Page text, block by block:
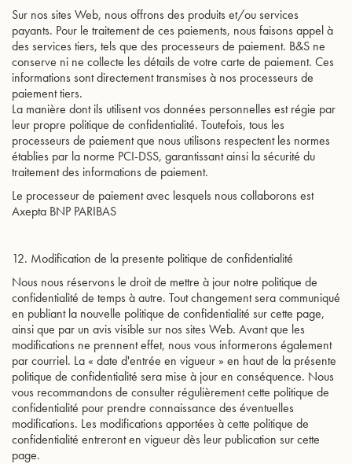
Sur nos sites Web, nous offrons des produits et/ou services
payants. Pour le traitement de ces paiements, nous faisons appel à
des services tiers, tels que des processeurs de paiement. B&S ne
conserve ni ne collecte les détails de votre carte de paiement. Ces
informations sont directement transmises à nos processeurs de
paiement tiers.
La manière dont ils utilisent vos données personnelles est régie par
leur propre politique de confidentialité. Toutefois, tous les
processeurs de paiement que nous utilisons respectent les normes
établies par la norme PCI-DSS, garantissant ainsi la sécurité du
traitement des informations de paiement.
Le processeur de paiement avec lesquels nous collaborons est
Axepta BNP PARIBAS
12. Modification de la presente politique de confidentialité
Nous nous réservons le droit de mettre à jour notre politique de
confidentialité de temps à autre. Tout changement sera communiqué
en publiant la nouvelle politique de confidentialité sur cette page,
ainsi que par un avis visible sur nos sites Web. Avant que les
modifications ne prennent effet, nous vous informerons également
par courriel. La « date d'entrée en vigueur » en haut de la présente
politique de confidentialité sera mise à jour en conséquence. Nous
vous recommandons de consulter régulièrement cette politique de
confidentialité pour prendre connaissance des éventuelles
modifications. Les modifications apportées à cette politique de
confidentialité entreront en vigueur dès leur publication sur cette
page.